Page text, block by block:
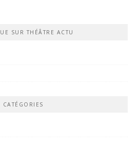
SUR THÉÂTRE ACTU
CATÉGORIES